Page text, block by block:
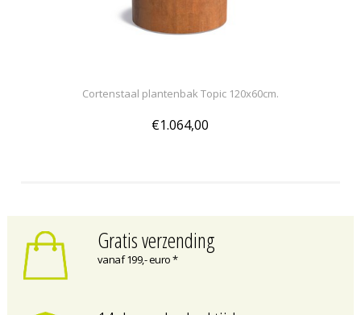
Cortenstaal plantenbak Topic 120x60cm.
€1.064,00
Gratis verzending
vanaf 199,- euro *